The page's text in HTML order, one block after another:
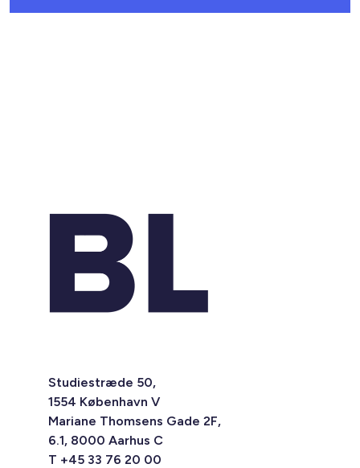
Studiestræde 50,
1554 København V
Mariane Thomsens Gade 2F,
6.1, 8000 Aarhus C
T +45 33 76 20 00